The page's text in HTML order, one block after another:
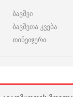
ბავშვი
ბავშვთა კვება
თინეიჯერი